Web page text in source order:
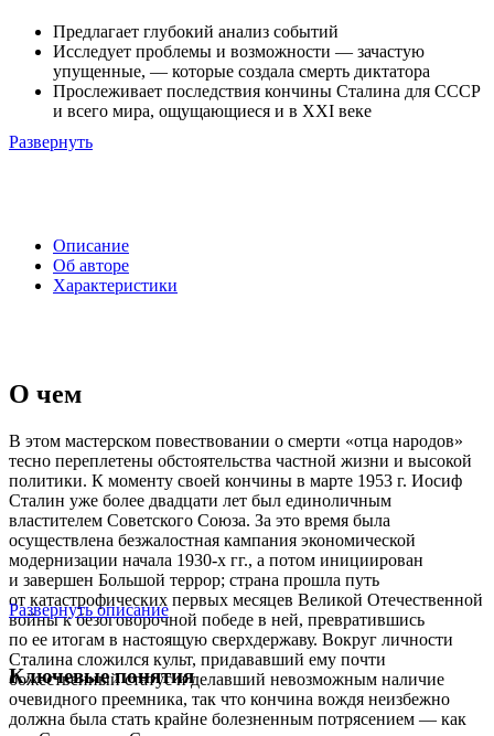
Предлагает глубокий анализ событий
Исследует проблемы и возможности — зачастую
упущенные, — которые создала смерть диктатора
Прослеживает последствия кончины Сталина для СССР
и всего мира, ощущающиеся и в XXI веке
Развернуть
Описание
Об авторе
Характеристики
О чем
В этом мастерском повествовании о смерти «отца народов»
тесно переплетены обстоятельства частной жизни и высокой
политики. К моменту своей кончины в марте 1953 г. Иосиф
Сталин уже более двадцати лет был единоличным
властителем Советского Союза. За это время была
осуществлена безжалостная кампания экономической
модернизации начала 1930‑х гг., а потом инициирован
и завершен Большой террор; страна прошла путь
от катастрофических первых месяцев Великой Отечественной
войны к безоговорочной победе в ней, превратившись
по ее итогам в настоящую сверхдержаву. Вокруг личности
Сталина сложился культ, придававший ему почти
божественный статус и делавший невозможным наличие
очевидного преемника, так что кончина вождя неизбежно
должна была стать крайне болезненным потрясением — как
Развернуть описание
Ключевые понятия